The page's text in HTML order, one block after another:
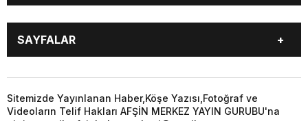
EĞİTİM
EKONOMİ
GÜNCEL
SİYASET
YEREL HABERLER
KÜNYE
…
3. SAYFA
KÜLTÜR
SAYFALAR
GÜNCEL
ÖZEL HABER
SİYASET
YEREL HABERLER
Sitemizde Yayınlanan Haber,Köşe Yazısı,Fotoğraf ve
Videoların Telif Hakları AFŞİN MERKEZ YAYIN GURUBU'na